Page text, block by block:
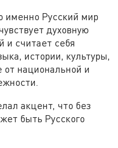
именно Русский мир
духовную
и считает себя
истории, культуры,
национальной и
акцент, что без
быть Русского